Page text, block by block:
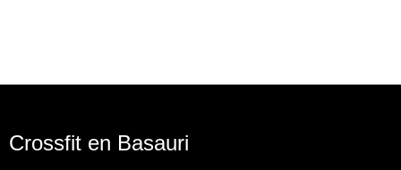
Crossfit en Basauri